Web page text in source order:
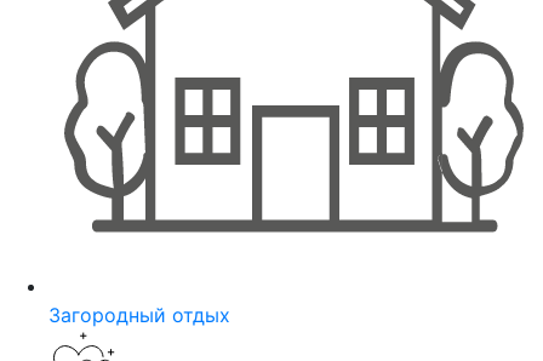
Загородный отдых